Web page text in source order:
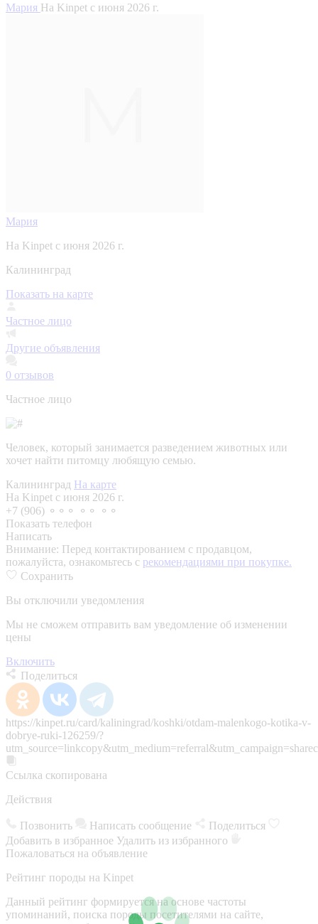
Мария На Kinpet c июня 2026 г.
Мария
На Kinpet c июня 2026 г.
Калининград
Показать на карте
Частное лицо
Другие объявления
0 отзывов
Частное лицо
Человек, который занимается разведением животных или
хочет найти питомцу любящую семью.
Калининград На карте
На Kinpet c июня 2026 г.
+7 (906) ⚬⚬⚬ ⚬⚬ ⚬⚬
Показать телефон
Написать
Внимание: Перед контактированием с продавцом,
пожалуйста, ознакомьтесь с рекомендациями при покупке.
Сохранить
Вы отключили уведомления
Мы не сможем отправить вам уведомление об изменении
цены
Включить
Поделиться
https://kinpet.ru/card/kaliningrad/koshki/otdam-malenkogo-kotika-v-
dobrye-ruki-126259/?
Ссылка скопирована
Действия
Позвонить Написать сообщение
Поделиться
Добавить в избранное Удалить из избранного
Пожаловаться на объявление
Рейтинг породы на Kinpet
Данный рейтинг формируется на основе частоты
упоминаний, поиска породы посетителями на сайте,